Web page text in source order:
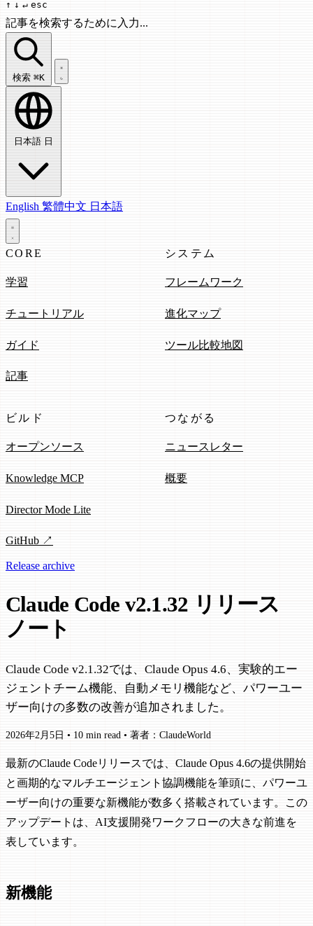
↑ ↓ ↵ esc
記事を検索するために入力...
記事を検索...
検索 ⌘K
日本語 日
English 繁體中文 日本語
CORE
学習
チュートリアル
ガイド
記事
システム
フレームワーク
進化マップ
ツール比較地図
ビルド
オープンソース
Knowledge MCP
Director Mode Lite
GitHub ↗
つながる
ニュースレター
概要
Release archive
Claude Code v2.1.32 リリース
ノート
Claude Code v2.1.32では、Claude Opus 4.6、実験的エー
ジェントチーム機能、自動メモリ機能など、パワーユー
ザー向けの多数の改善が追加されました。
2026年2月5日 • 10 min read • 著者：ClaudeWorld
最新のClaude Codeリリースでは、Claude Opus 4.6の提供開始
と画期的なマルチエージェント協調機能を筆頭に、パワーユ
ーザー向けの重要な新機能が数多く搭載されています。この
アップデートは、AI支援開発ワークフローの大きな前進を
表しています。
新機能